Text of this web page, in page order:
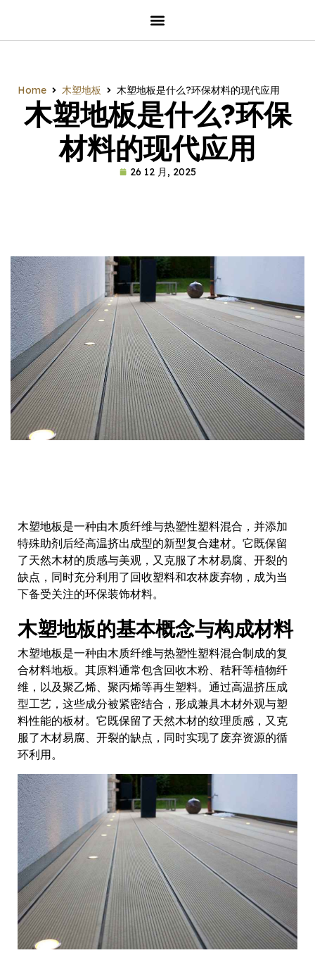
Home 木塑地板 木塑地板是什么?环保材料的现代应用
木塑地板是什么?环保
材料的现代应用
26 12 月, 2025
木塑地板是一种由木质纤维与热塑性塑料混合，并添加
特殊助剂后经高温挤出成型的新型复合建材。它既保留
了天然木材的质感与美观，又克服了木材易腐、开裂的
缺点，同时充分利用了回收塑料和农林废弃物，成为当
下备受关注的环保装饰材料。
木塑地板的基本概念与构成材料
木塑地板是一种由木质纤维与热塑性塑料混合制成的复
合材料地板。其原料通常包含回收木粉、秸秆等植物纤
维，以及聚乙烯、聚丙烯等再生塑料。通过高温挤压成
型工艺，这些成分被紧密结合，形成兼具木材外观与塑
料性能的板材。它既保留了天然木材的纹理质感，又克
服了木材易腐、开裂的缺点，同时实现了废弃资源的循
环利用。